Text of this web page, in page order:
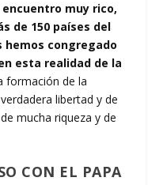
encuentro muy rico,
de 150 países del
hemos congregado
esta realidad de la
formación de la
libertad y de
mucha riqueza y de
CON EL PAPA